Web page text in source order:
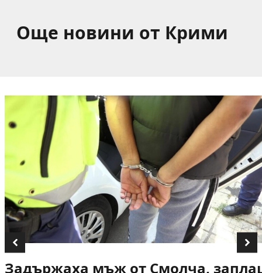
Още новини от Крими
Задържаха мъж от Смолча,